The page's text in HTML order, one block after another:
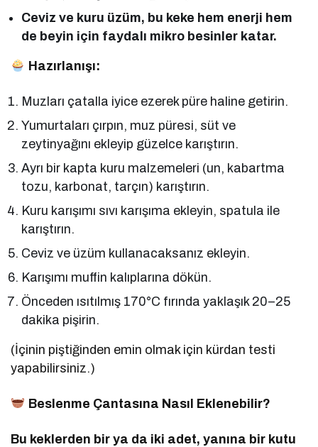
Ceviz ve kuru üzüm, bu keke hem enerji hem
de beyin için faydalı mikro besinler katar.
Hazırlanışı:
Muzları çatalla iyice ezerek püre haline getirin.
Yumurtaları çırpın, muz püresi, süt ve
zeytinyağını ekleyip güzelce karıştırın.
Ayrı bir kapta kuru malzemeleri (un, kabartma
tozu, karbonat, tarçın) karıştırın.
Kuru karışımı sıvı karışıma ekleyin, spatula ile
karıştırın.
Ceviz ve üzüm kullanacaksanız ekleyin.
Karışımı muffin kalıplarına dökün.
Önceden ısıtılmış 170°C fırında yaklaşık 20–25
dakika pişirin.
(İçinin piştiğinden emin olmak için kürdan testi
yapabilirsiniz.)
Beslenme Çantasına Nasıl Eklenebilir?
Bu keklerden bir ya da iki adet, yanına bir kutu